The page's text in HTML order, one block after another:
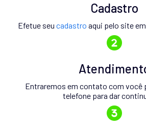
Cadastro
Efetue seu cadastro aqui pelo site
Entraremos em contato com você
telefone para dar